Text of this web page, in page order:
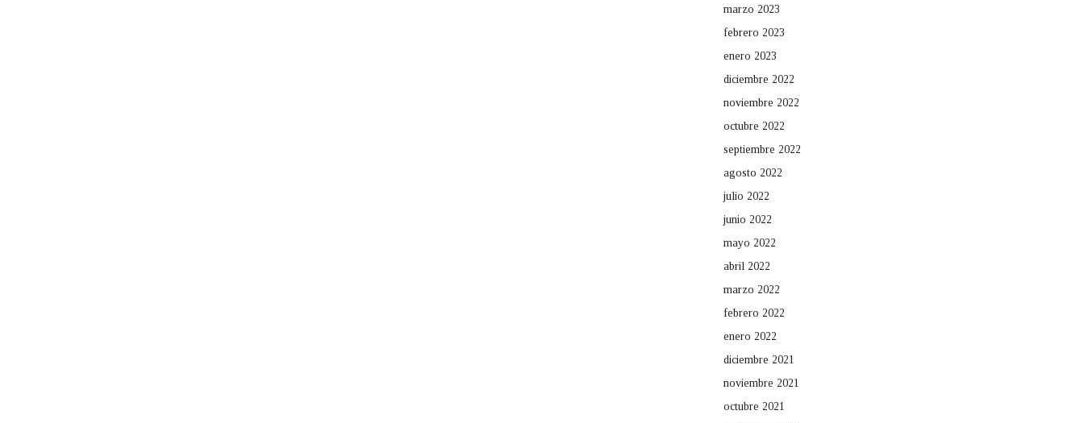
marzo 2023
febrero 2023
enero 2023
diciembre 2022
noviembre 2022
octubre 2022
septiembre 2022
agosto 2022
julio 2022
junio 2022
mayo 2022
abril 2022
marzo 2022
febrero 2022
enero 2022
diciembre 2021
noviembre 2021
octubre 2021